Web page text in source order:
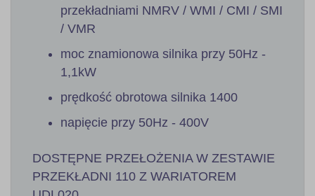
przekładniami NMRV / WMI / CMI / SMI
/ VMR
moc znamionowa silnika przy 50Hz -
1,1kW
prędkość obrotowa silnika 1400
napięcie przy 50Hz - 400V
DOSTĘPNE PRZEŁOŻENIA W ZESTAWIE
PRZEKŁADNI 110 Z WARIATOREM